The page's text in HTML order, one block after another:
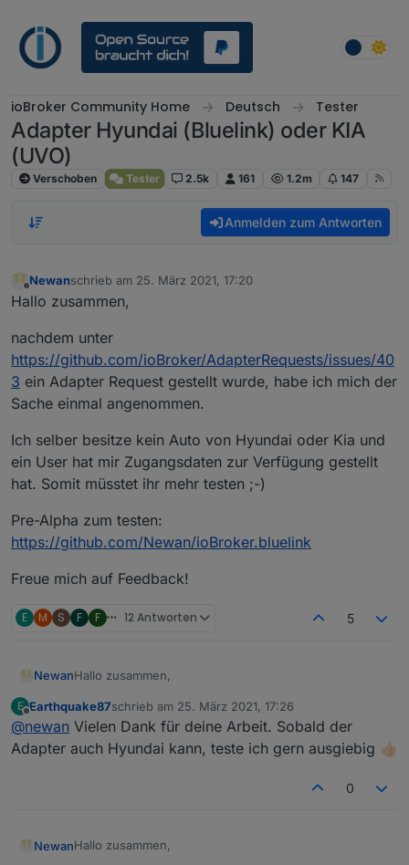
ioBroker Community Home Deutsch Tester
Adapter Hyundai (Bluelink) oder KIA
(UVO)
Verschoben Tester 2.5k 161 1.2m 147
Anmelden zum Antworten
Offline
Newanschrieb am 25. März 2021, 17:20
zuletzt editiert von
Hallo zusammen,
nachdem unter
https://github.com/ioBroker/AdapterRequests/issues/40
3 ein Adapter Request gestellt wurde, habe ich mich der
Sache einmal angenommen.
Ich selber besitze kein Auto von Hyundai oder Kia und
ein User hat mir Zugangsdaten zur Verfügung gestellt
hat. Somit müsstet ihr mehr testen ;-)
Pre-Alpha zum testen:
https://github.com/Newan/ioBroker.bluelink
Freue mich auf Feedback!
E M S F F 12 Antworten 5
NewanHallo zusammen,
nachdem unter
https://github.com/ioBroker/AdapterRequests/issues/4
03ein Adapter Request gestellt wurde, habe ich mich
der Sache einmal angenommen.
Ich selber besitze kein Auto von Hyundai oder Kia und
E Earthquake87schrieb am 25. März 2021, 17:26
zuletzt editiert von
@newan Vielen Dank für deine Arbeit. Sobald der
Adapter auch Hyundai kann, teste ich gern ausgiebig 👍🏻
0
NewanHallo zusammen,